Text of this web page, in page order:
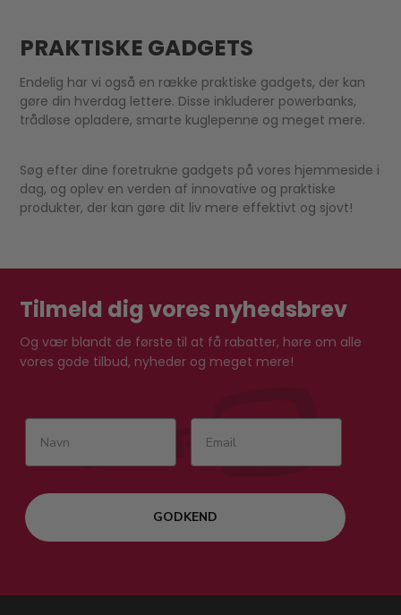
PRAKTISKE GADGETS
Endelig har vi også en række praktiske gadgets, der kan
gøre din hverdag lettere. Disse inkluderer powerbanks,
trådløse opladere, smarte kuglepenne og meget mere.
Søg efter dine foretrukne gadgets på vores hjemmeside i
dag, og oplev en verden af innovative og praktiske
produkter, der kan gøre dit liv mere effektivt og sjovt!
Tilmeld dig vores nyhedsbrev
Og vær blandt de første til at få rabatter, høre om alle
vores gode tilbud, nyheder og meget mere!
GODKEND